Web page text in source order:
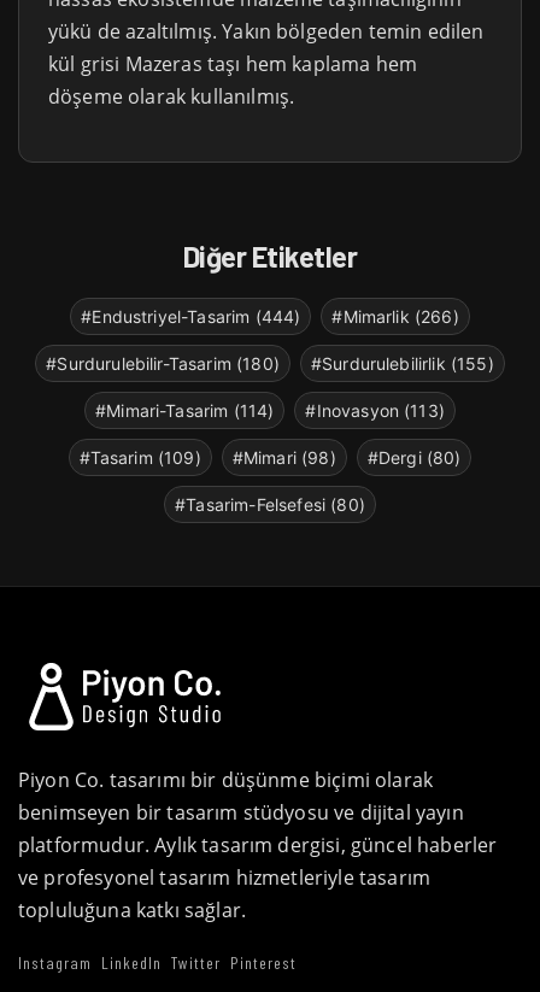
yükü de azaltılmış. Yakın bölgeden temin edilen
kül grisi Mazeras taşı hem kaplama hem
döşeme olarak kullanılmış.
Diğer Etiketler
#Endustriyel-Tasarim (444) #Mimarlik (266)
#Surdurulebilir-Tasarim (180) #Surdurulebilirlik (155)
#Mimari-Tasarim (114) #Inovasyon (113)
#Tasarim (109) #Mimari (98) #Dergi (80)
#Tasarim-Felsefesi (80)
Piyon Co. tasarımı bir düşünme biçimi olarak
benimseyen bir tasarım stüdyosu ve dijital yayın
platformudur. Aylık tasarım dergisi, güncel haberler
ve profesyonel tasarım hizmetleriyle tasarım
topluluğuna katkı sağlar.
Instagram LinkedIn Twitter Pinterest